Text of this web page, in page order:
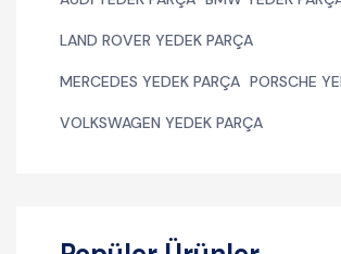
LAND ROVER YEDEK PARÇA
MERCEDES YEDEK PARÇA PORSCHE
VOLKSWAGEN YEDEK PARÇA